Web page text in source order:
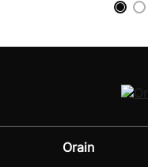
Orain